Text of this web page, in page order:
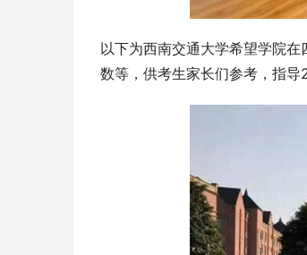
以下为西南交通大学希望学院
数等，供考生家长们参考，指导